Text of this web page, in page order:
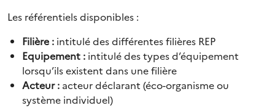
Les référentiels disponibles :
Filière : intitulé des différentes filières REP
Equipement : intitulé des types d’équipement
lorsqu’ils existent dans une filière
Acteur : acteur déclarant (éco-organisme ou
système individuel)